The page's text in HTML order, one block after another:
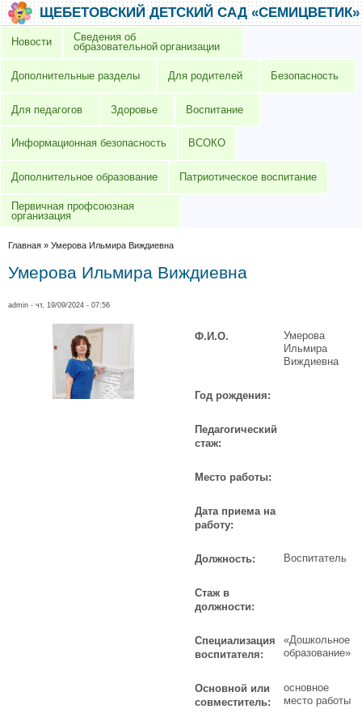
Перейти к основному содержанию
Skip to searchЩЕБЕТОВСКИЙ ДЕТСКИЙ САД «СЕМИЦВЕТИК»
Новости
Сведения об
образовательной организации
Дополнительные разделы Для родителей Безопасность
Для педагогов Здоровье Воспитание
Информационная безопасность ВСОКО
Дополнительное образование Патриотическое воспитание
Первичная профсоюзная
организация
Вы здесь
Главная » Умерова Ильмира Виждиевна
Умерова Ильмира Виждиевна
admin - чт, 19/09/2024 - 07:56
Ф.И.О.
Умерова
Ильмира
Виждиевна
Год рождения:
Педагогический
стаж:
Место работы:
Дата приема на
работу:
Должность: Воспитатель
Стаж в
должности:
Специализация
воспитателя:
«Дошкольное
образование»
Основной или
совместитель:
основное
место работы